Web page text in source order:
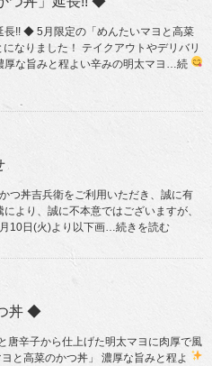
!! ◆ 5月限定の「めんたいマヨと高菜
なりました！ テイクアウトやデリバリ
厚な旨みと程よい辛みの明太マヨ …続
つ丼吉兵衛をご利用いただき、誠に有
より、誠に不本意ではございますが、
10日(火)より以下画…続きを読む
丼 ◆
唐辛子から仕上げた明太マヨに肉厚で風
と高菜のかつ丼」
濃厚な旨みと程よ